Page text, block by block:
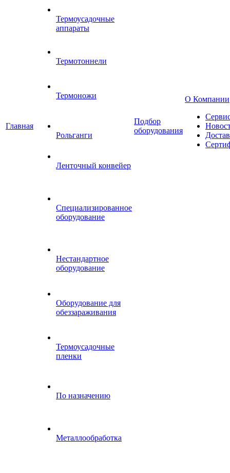
Главная
Термоусадочные
аппараты
Термотоннели
Термоножи
Рольганги
Ленточный конвейер
Специализированное
оборудование
Нестандартное
оборудование
Оборудование для
обеззараживания
Термоусадочные
пленки
По назначению
Металлообработка
Подбор
оборудования
О Компании